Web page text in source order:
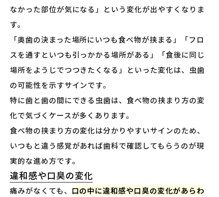
なかった部位が気になる」という変化が出やすくなりま
す。
「奥歯の決まった場所にいつも食べ物が挟まる」「フロ
スを通すといつも引っかかる場所がある」「食後に同じ
場所をようじでつつきたくなる」といった変化は、虫歯
の可能性を示すサインです。
特に歯と歯の間にできる虫歯は、食べ物の挟まり方の変
化で気づくケースが多くあります。
食べ物の挟まり方の変化は分かりやすいサインのため、
いつもと違う感覚があれば歯科で確認してもらうのが現
実的な進め方です。
違和感や口臭の変化
痛みがなくても、 口の中に違和感や口臭の変化があらわ